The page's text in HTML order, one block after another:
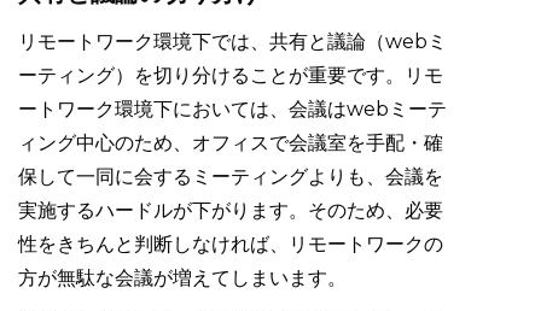
リモートワーク環境下では、共有と議論（webミ
ーティング）を切り分けることが重要です。リモ
ートワーク環境下においては、会議はwebミーテ
ィング中心のため、オフィスで会議室を手配・確
保して一同に会するミーティングよりも、会議を
実施するハードルが下がります。そのため、必要
性をきちんと判断しなければ、リモートワークの
方が無駄な会議が増えてしまいます。